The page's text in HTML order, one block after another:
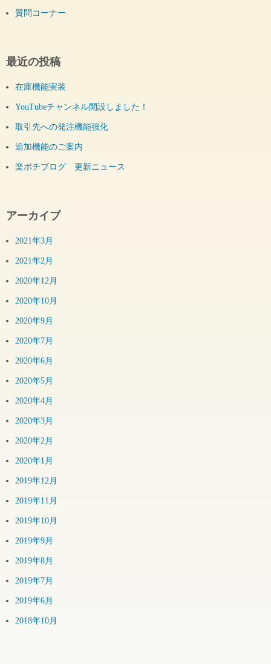
質問コーナー
最近の投稿
在庫機能実装
YouTubeチャンネル開設しました！
取引先への発注機能強化
追加機能のご案内
楽ポチブログ 更新ニュース
アーカイブ
2021年3月
2021年2月
2020年12月
2020年10月
2020年9月
2020年7月
2020年6月
2020年5月
2020年4月
2020年3月
2020年2月
2020年1月
2019年12月
2019年11月
2019年10月
2019年9月
2019年8月
2019年7月
2019年6月
2018年10月